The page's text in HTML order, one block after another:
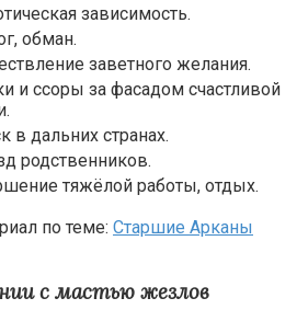
зависимость.
обман.
заветного желания.
и ссоры за фасадом счастливой
в дальних странах.
родственников.
тяжёлой работы, отдых.
по теме: Старшие Арканы
с мастью жезлов